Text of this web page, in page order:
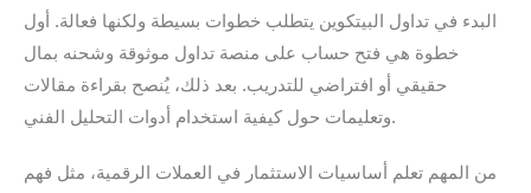
البدء في تداول البيتكوين يتطلب خطوات بسيطة ولكنها فعالة. أول
خطوة هي فتح حساب على منصة تداول موثوقة وشحنه بمال
حقيقي أو افتراضي للتدريب. بعد ذلك، يُنصح بقراءة مقالات
وتعليمات حول كيفية استخدام أدوات التحليل الفني.
من المهم تعلم أساسيات الاستثمار في العملات الرقمية، مثل فهم